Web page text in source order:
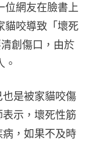
位網友在臉書上
貓咬導致「壞死
創傷口，由於
是被家貓咬傷
示，壞死性筋
，如果不及時